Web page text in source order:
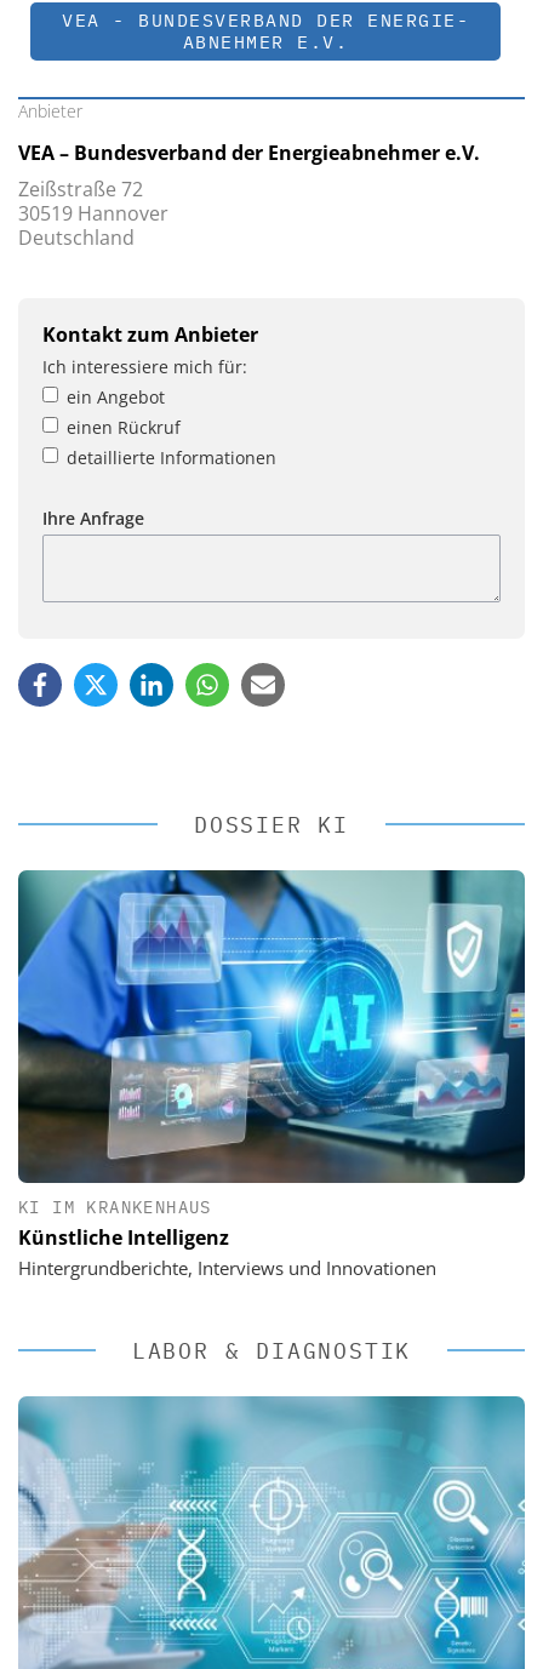
VEA - BUNDESVERBAND DER ENERGIE-
ABNEHMER E.V.
Anbieter
VEA – Bundesverband der Energieabnehmer e.V.
Zeißstraße 72
30519 Hannover
Deutschland
Kontakt zum Anbieter
Ich interessiere mich für:
ein Angebot
einen Rückruf
detaillierte Informationen
Ihre Anfrage
DOSSIER KI
KI IM KRANKENHAUS
Künstliche Intelligenz
Hintergrundberichte, Interviews und Innovationen
LABOR & DIAGNOSTIK